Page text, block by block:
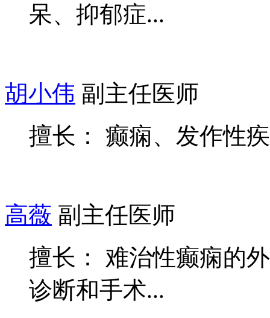
呆、抑郁症...
胡小伟 副主任医师
擅长： 癫痫、发作性
高薇 副主任医师
擅长： 难治性癫痫的
诊断和手术...